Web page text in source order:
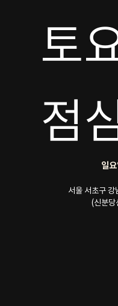
토
점
일
서울 서초구
(신분당